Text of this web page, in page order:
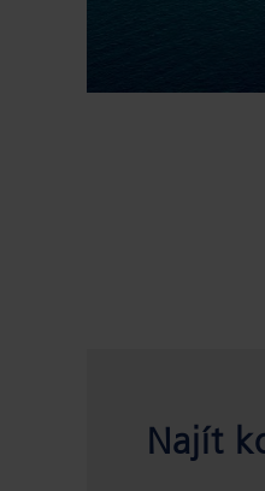
Najít